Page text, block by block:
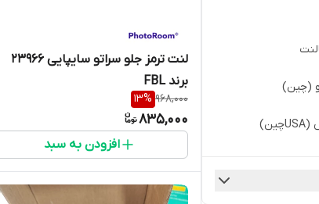
لنت ترمز جلو سراتو سایپایی 23966
برند FBL
968,000
13%
835,000
افزودن به سبد